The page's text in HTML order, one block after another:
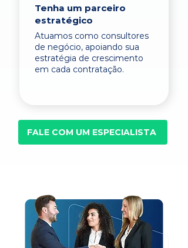
Tenha um parceiro
estratégico
Atuamos como consultores
de negócio, apoiando sua
estratégia de crescimento
em cada contratação.
FALE COM UM ESPECIALISTA